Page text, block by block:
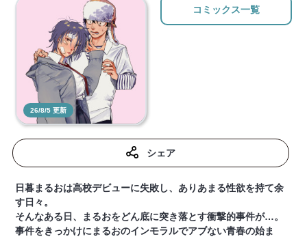
26/8/5 更新
コミックス一覧
シェア
日暮まるおは高校デビューに失敗し、ありあまる性欲を持て余
す日々。
そんなある日、まるおをどん底に突き落とす衝撃的事件が…。
事件をきっかけにまるおのインモラルでアブない青春の始ま